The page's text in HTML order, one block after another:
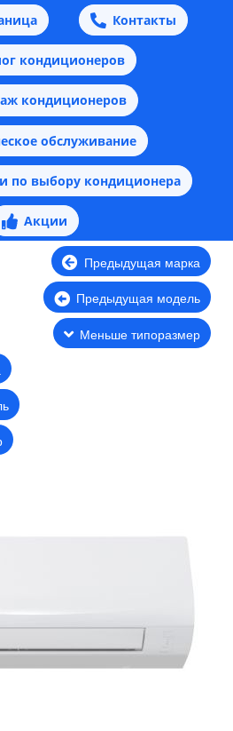
Контакты
кондиционеров
кондиционеров
обслуживание
по выбору кондиционера
Акции
Предыдущая марка
Предыдущая модель
Меньше типоразмер